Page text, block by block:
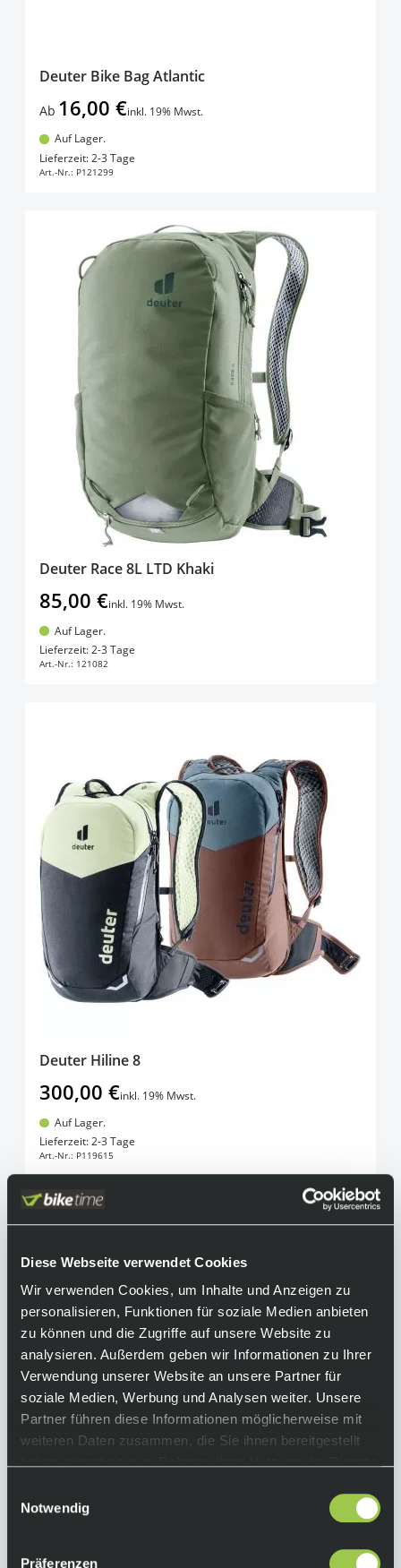
Diese Webseite verwendet Cookies
Wir verwenden Cookies, um Inhalte und Anzeigen zu
personalisieren, Funktionen für soziale Medien anbieten
zu können und die Zugriffe auf unsere Website zu
analysieren. Außerdem geben wir Informationen zu Ihrer
Verwendung unserer Website an unsere Partner für
soziale Medien, Werbung und Analysen weiter. Unsere
Partner führen diese Informationen möglicherweise mit
weiteren Daten zusammen, die Sie ihnen bereitgestellt
Notwendig
Präferenzen
Deuter Bike Bag Atlantic
Ab 16,00 €inkl. 19% Mwst.
Auf Lager.
Lieferzeit: 2-3 Tage
Art.-Nr.: P121299
Deuter Race 8L LTD Khaki
85,00 €inkl. 19% Mwst.
Auf Lager.
Lieferzeit: 2-3 Tage
Art.-Nr.: 121082
Deuter Hiline 8
300,00 €inkl. 19% Mwst.
Auf Lager.
Lieferzeit: 2-3 Tage
Art.-Nr.: P119615